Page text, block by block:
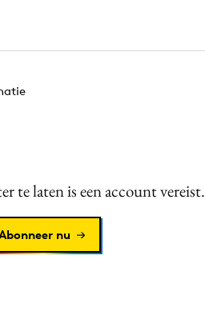
te laten is een account vereist.
nu